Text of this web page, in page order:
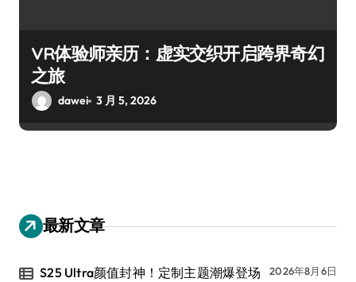
VR体验师亲历：虚实交织开启跨界奇幻
之旅
dawei 3 月 5, 2026
最新文章
S25 Ultra颜值封神！定制主题潮爆登场 2026年8月6日